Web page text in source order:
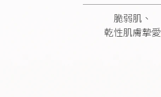
脆弱肌、
乾性肌膚摯愛